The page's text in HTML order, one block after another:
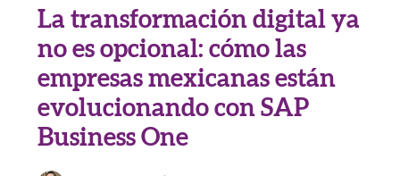
La transformación digital ya
no es opcional: cómo las
empresas mexicanas están
evolucionando con SAP
Business One